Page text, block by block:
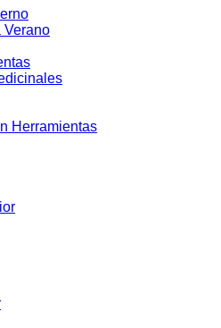
Verano
Herramientas